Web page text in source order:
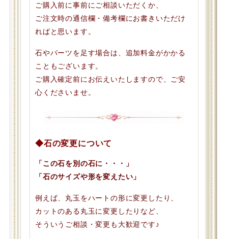
ご購入前に事前にご相談いただくか、
ご注文時の通信欄・備考欄にお書きいただけ
ればと思います。
石やパーツを足す場合は、追加料金がかかる
こともございます。
ご購入確定前にお伝えいたしますので、ご安
心くださいませ。
◆石の変更について
「この石を別の石に・・・」
「石のサイズや形を変えたい」
例えば、丸玉をハートの形に変更したり、
カットのある丸玉に変更したりなど、
そういうご相談・変更も大歓迎です♪